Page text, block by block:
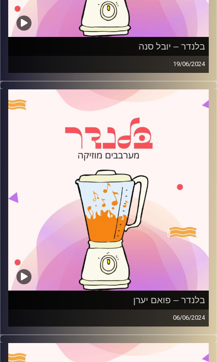
בלנדר – יובל סנה
19/06/2024
מוזיקה קצבית חדשה עם יובל סנה
קרדיט תמונות:
AudioVersity
בלנדר – פואם יערן
06/06/2024
מוזיקה קצבית חדשה עם פואם יערן
קרדיט תמונות:
AudioVersity